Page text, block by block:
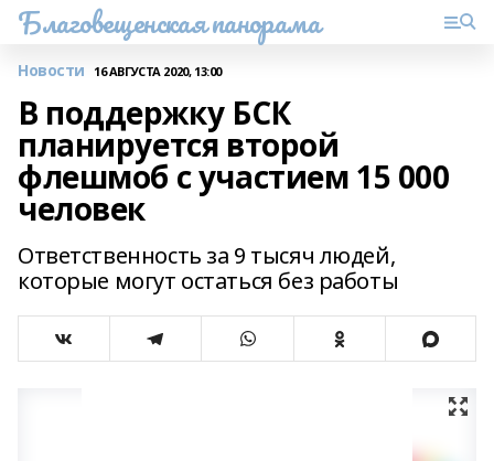
Благовещенская панорама
Новости 16 АВГУСТА 2020, 13:00
В поддержку БСК
планируется второй
флешмоб с участием 15 000
человек
Ответственность за 9 тысяч людей,
которые могут остаться без работы